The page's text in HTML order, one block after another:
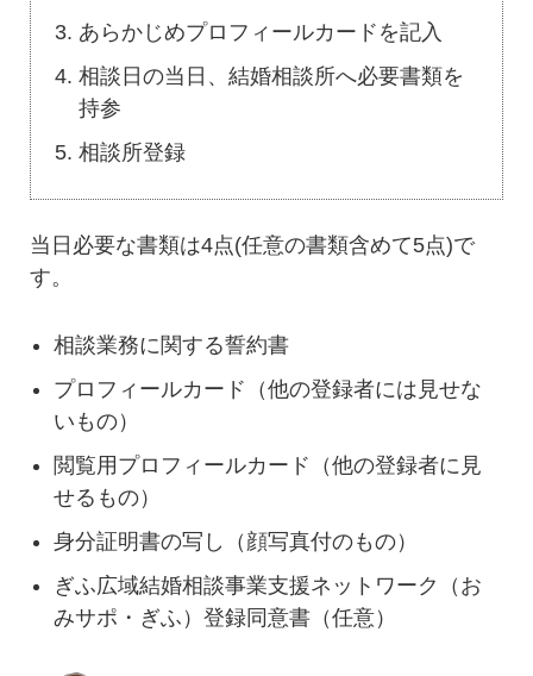
あらかじめプロフィールカードを記入
相談日の当日、結婚相談所へ必要書類を
持参
相談所登録
当日必要な書類は4点(任意の書類含めて5点)で
す。
相談業務に関する誓約書
プロフィールカード（他の登録者には見せな
いもの）
閲覧用プロフィールカード（他の登録者に見
せるもの）
身分証明書の写し（顔写真付のもの）
ぎふ広域結婚相談事業支援ネットワーク（お
みサポ・ぎふ）登録同意書（任意）